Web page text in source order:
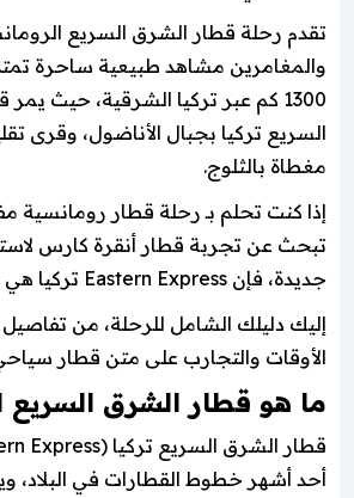
تقدم رحلة قطار الشرق السريع
والمغامرين مشاهد طبيعية ساحرة
1300 كم عبر تركيا الشرقية، حيث
السريع تركيا بجبال الأناضول، وقرى
مغطاة بالثلوج.
إذا كنت تحلم بـ رحلة قطار رومانسية
تبحث عن تجربة قطار أنقرة كارس
جديدة، فإن Eastern Express تركيا هي خيارك المثالي.
إليك دليلك الشامل للرحلة، من
الأوقات والتجارب على متن قطار
ما هو قطار الشرق السريع
أحد أشهر خطوط القطارات في البلاد،